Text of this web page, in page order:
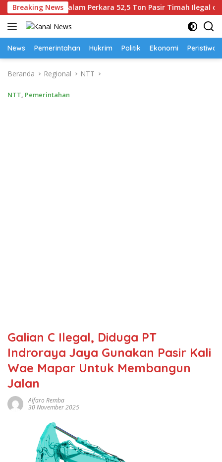
Langsung
ke
konten
Breaking News
Dalam Perkara 52,5 Ton Pasir Timah Ilegal di Belitung
News Pemerintahan Hukrim Politik Ekonomi Peristiwa
Beranda Regional NTT
NTT, Pemerintahan
Galian C Ilegal, Diduga PT
Indroraya Jaya Gunakan Pasir Kali
Wae Mapar Untuk Membangun
Jalan
Alfaro Remba
30 November 2025